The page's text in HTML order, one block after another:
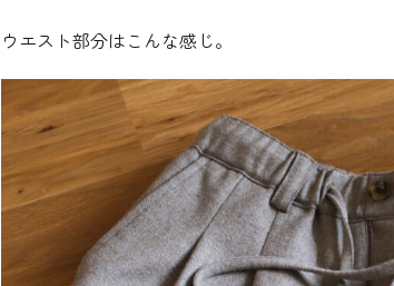
ウエスト部分はこんな感じ。